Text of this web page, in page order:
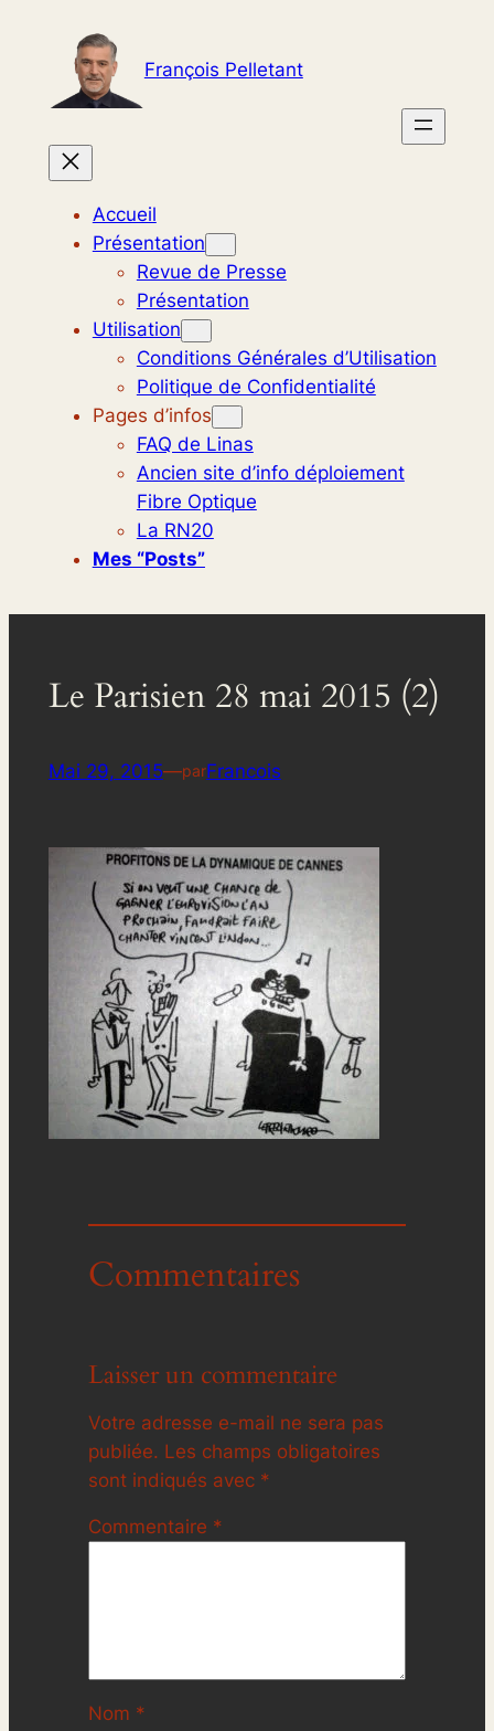
contenu
François Pelletant
Accueil
Présentation
Revue de Presse
Présentation
Utilisation
Conditions Générales d’Utilisation
Politique de Confidentialité
Pages d’infos
FAQ de Linas
Ancien site d’info déploiement
Fibre Optique
La RN20
Mes “posts”
Le Parisien 28 mai 2015 (2)
Mai 29, 2015—parFrancois
Commentaires
Laisser un commentaire
Votre adresse e-mail ne sera pas
publiée. Les champs obligatoires
sont indiqués avec *
Commentaire *
Nom *